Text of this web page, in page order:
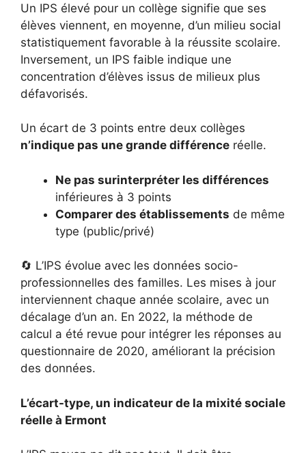
Un IPS élevé pour un collège signifie que ses
élèves viennent, en moyenne, d’un milieu social
statistiquement favorable à la réussite scolaire.
Inversement, un IPS faible indique une
concentration d’élèves issus de milieux plus
défavorisés.
Un écart de 3 points entre deux collèges
n’indique pas une grande différence réelle.
Ne pas surinterpréter les différences
inférieures à 3 points
Comparer des établissements de même
type (public/privé)
🔄 L’IPS évolue avec les données socio-
professionnelles des familles. Les mises à jour
interviennent chaque année scolaire, avec un
décalage d’un an. En 2022, la méthode de
calcul a été revue pour intégrer les réponses au
questionnaire de 2020, améliorant la précision
des données.
L’écart-type, un indicateur de la mixité sociale
réelle à Ermont